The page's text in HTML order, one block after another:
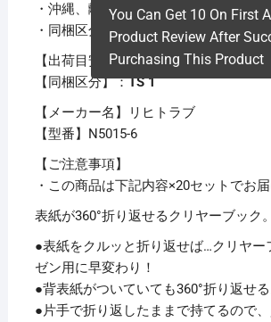
・沖縄、離島および一部地域への配送
・同梱区分が異なる商品の複数購入時
【出荷目安】：1 – 5営業日 ※土日・祝
【同梱区分】：TS 1
【メーカー名】リヒトラブ
【型番】N5015-6
【ご注意事項】
・この商品は下記内容×20セットでお届
表紙が360°折り返せるクリヤーブック。
●表紙をクルッと折り返せば…クリヤー
ゼン用に早変わり！
●背表紙がついていても360°折り返せる
●片手で折り返したままで持てるので
You Can Get 10 On First
Product Review After
Purchasing This Product